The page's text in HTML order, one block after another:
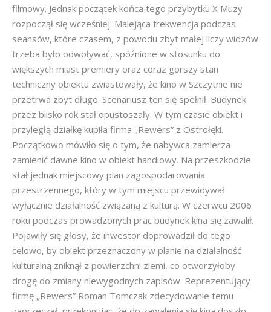
filmowy. Jednak początek końca tego przybytku X Muzy
rozpoczął się wcześniej. Malejąca frekwencja podczas
seansów, które czasem, z powodu zbyt małej liczy widzów
trzeba było odwoływać, spóźnione w stosunku do
większych miast premiery oraz coraz gorszy stan
techniczny obiektu zwiastowały, że kino w Szczytnie nie
przetrwa zbyt długo. Scenariusz ten się spełnił. Budynek
przez blisko rok stał opustoszały. W tym czasie obiekt i
przyległą działkę kupiła firma „Rewers” z Ostrołęki.
Początkowo mówiło się o tym, że nabywca zamierza
zamienić dawne kino w obiekt handlowy. Na przeszkodzie
stał jednak miejscowy plan zagospodarowania
przestrzennego, który w tym miejscu przewidywał
wyłącznie działalność związaną z kulturą. W czerwcu 2006
roku podczas prowadzonych prac budynek kina się zawalił.
Pojawiły się głosy, że inwestor doprowadził do tego
celowo, by obiekt przeznaczony w planie na działalność
kulturalną zniknął z powierzchni ziemi, co otworzyłoby
drogę do zmiany niewygodnych zapisów. Reprezentujący
firmę „Rewers” Roman Tomczak zdecydowanie temu